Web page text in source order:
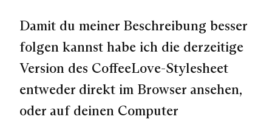
Damit du meiner Beschreibung besser
folgen kannst habe ich die derzeitige
Version des CoffeeLove-Stylesheet
entweder direkt im Browser ansehen,
oder auf deinen Computer